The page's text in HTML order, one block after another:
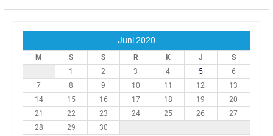
Juni 2020
M S S R K J
S
1
2 3 4 5
6
7
8 9 10 11 12
13
14
15 16 17 18 19
20
21
22 23 24 25 26
27
28
29 30